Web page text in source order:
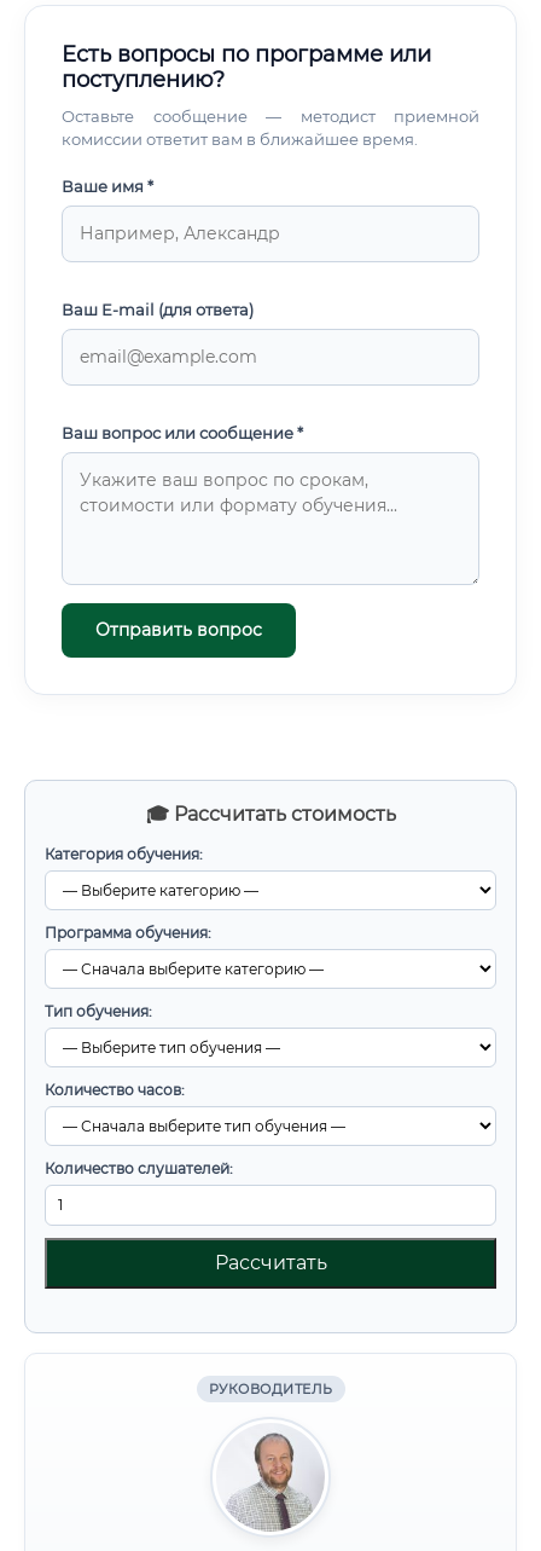
🎓 Рассчитать стоимость
Категория обучения:
Программа обучения:
Тип обучения:
Количество часов:
Количество слушателей:
Рассчитать
РУКОВОДИТЕЛЬ
Есть вопросы по программе или
поступлению?
Оставьте сообщение — методист приемной
комиссии ответит вам в ближайшее время.
Ваше имя *
Ваш E-mail (для ответа)
Ваш вопрос или сообщение *
Отправить вопрос